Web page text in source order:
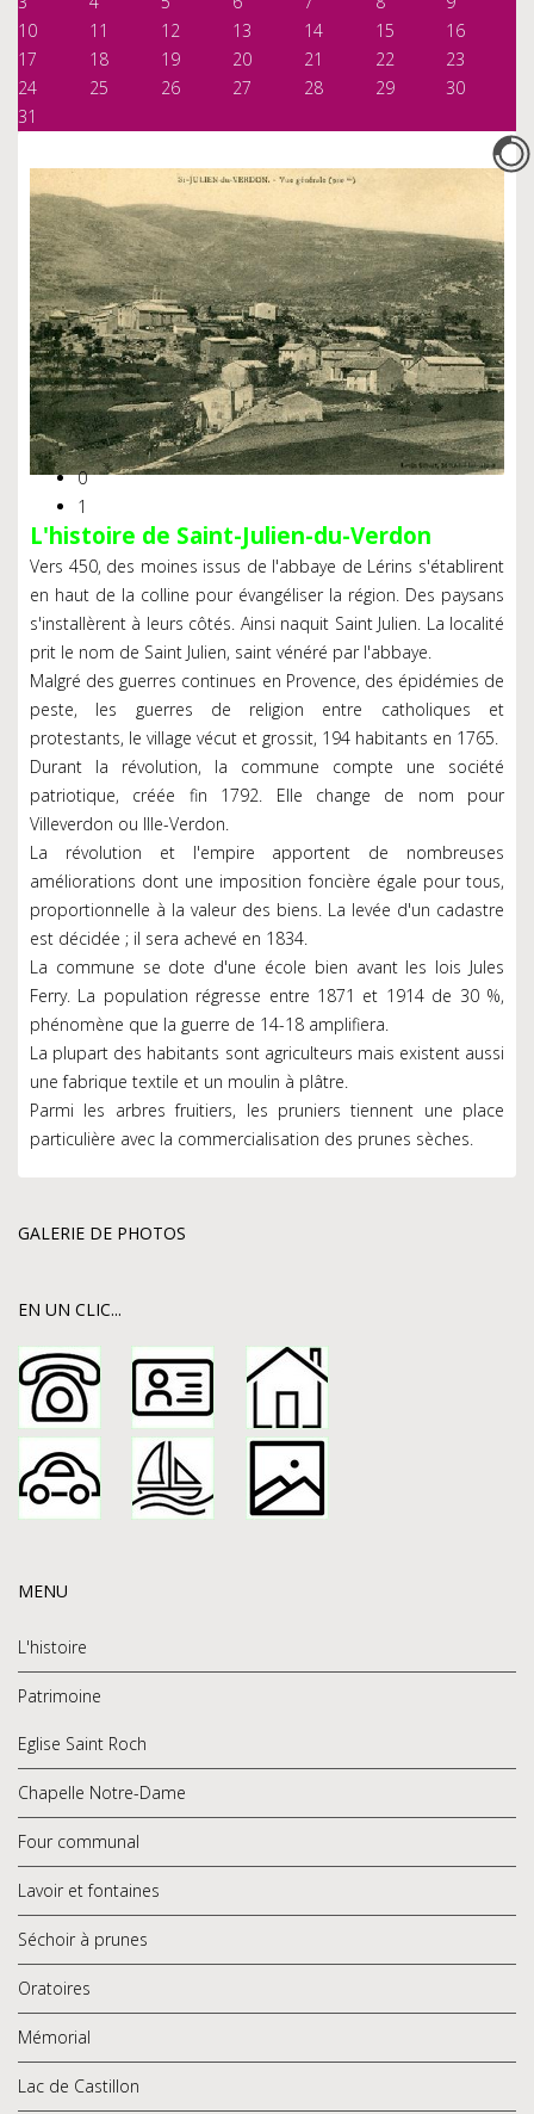
10
11 12 13 14 15
16
17
18 19 20 21 22
23
24
25 26 27 28 29
30
31
0
1
L'histoire de Saint-Julien-du-Verdon
Vers 450, des moines issus de l'abbaye de Lérins s'établirent
en haut de la colline pour évangéliser la région. Des paysans
s'installèrent à leurs côtés. Ainsi naquit Saint Julien. La localité
prit le nom de Saint Julien, saint vénéré par l'abbaye.
Malgré des guerres continues en Provence, des épidémies de
peste, les guerres de religion entre catholiques et
protestants, le village vécut et grossit, 194 habitants en 1765.
Durant la révolution, la commune compte une société
patriotique, créée fin 1792. Elle change de nom pour
Villeverdon ou Ille-Verdon.
La révolution et l'empire apportent de nombreuses
améliorations dont une imposition foncière égale pour tous,
proportionnelle à la valeur des biens. La levée d'un cadastre
est décidée ; il sera achevé en 1834.
La commune se dote d'une école bien avant les lois Jules
Ferry. La population régresse entre 1871 et 1914 de 30 %,
phénomène que la guerre de 14-18 amplifiera.
La plupart des habitants sont agriculteurs mais existent aussi
une fabrique textile et un moulin à plâtre.
Parmi les arbres fruitiers, les pruniers tiennent une place
particulière avec la commercialisation des prunes sèches.
GALERIE DE PHOTOS
EN UN CLIC...
MENU
L'histoire
Patrimoine
Eglise Saint Roch
Chapelle Notre-Dame
Four communal
Lavoir et fontaines
Séchoir à prunes
Oratoires
Mémorial
Lac de Castillon